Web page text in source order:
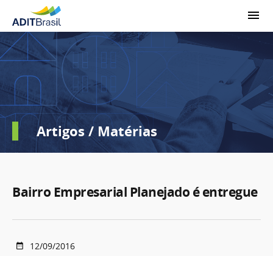
Artigos / Matérias
Bairro Empresarial Planejado é entregue
12/09/2016